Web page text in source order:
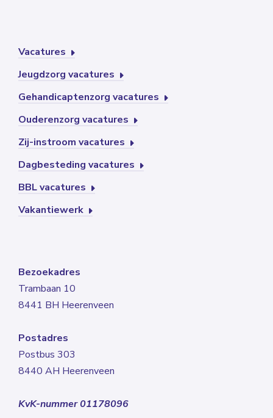
Vacatures
Jeugdzorg vacatures
Gehandicaptenzorg vacatures
Ouderenzorg vacatures
Zij-instroom vacatures
Dagbesteding vacatures
BBL vacatures
Vakantiewerk
Bezoekadres
Trambaan 10
8441 BH Heerenveen
Postadres
Postbus 303
8440 AH Heerenveen
KvK-nummer 01178096